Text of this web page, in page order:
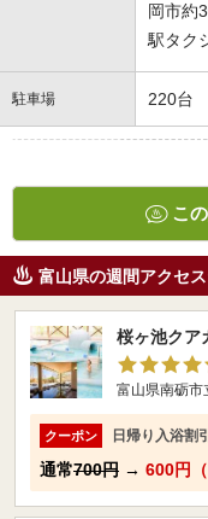
岡市約
駅タク
駐車場 220台
こ
富山県の週間アクセ
桜ヶ池クア
富山県南砺
クーポン 日帰り入浴割引
通常700円 → 600円